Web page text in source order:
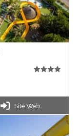
Site Web